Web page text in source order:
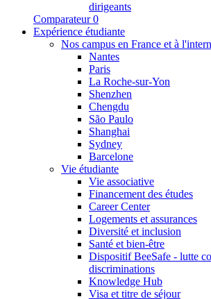
dirigeants
Comparateur 0
Expérience étudiante
Nos campus en France et à
Nantes
Paris
La Roche-sur-Yon
Shenzhen
Chengdu
São Paulo
Shanghai
Sydney
Barcelone
Vie étudiante
Vie associative
Financement des études
Career Center
Logements et assurances
Diversité et inclusion
Santé et bien-être
Dispositif BeeSafe - lutte
discriminations
Knowledge Hub
Visa et titre de séjour